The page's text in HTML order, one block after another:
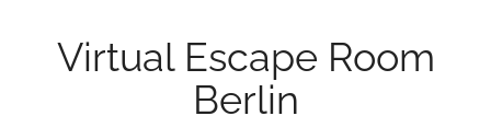
Virtual Escape Room
Berlin